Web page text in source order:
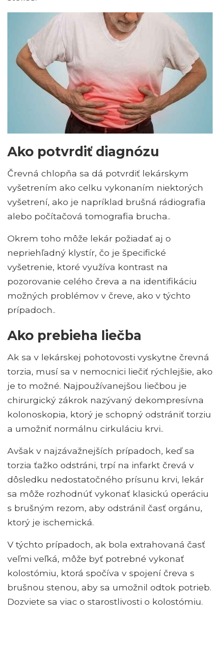
Ako potvrdiť diagnózu
Črevná chlopňa sa dá potvrdiť lekárskym
vyšetrením ako celku vykonaním niektorých
vyšetrení, ako je napríklad brušná rádiografia
alebo počítačová tomografia brucha..
Okrem toho môže lekár požiadať aj o
nepriehľadný klystír, čo je špecifické
vyšetrenie, ktoré využíva kontrast na
pozorovanie celého čreva a na identifikáciu
možných problémov v čreve, ako v týchto
prípadoch..
Ako prebieha liečba
Ak sa v lekárskej pohotovosti vyskytne črevná
torzia, musí sa v nemocnici liečiť rýchlejšie, ako
je to možné. Najpoužívanejšou liečbou je
chirurgický zákrok nazývaný dekompresívna
kolonoskopia, ktorý je schopný odstrániť torziu
a umožniť normálnu cirkuláciu krvi..
Avšak v najzávažnejších prípadoch, keď sa
torzia ťažko odstráni, trpí na infarkt črevá v
dôsledku nedostatočného prísunu krvi, lekár
sa môže rozhodnúť vykonať klasickú operáciu
s brušným rezom, aby odstránil časť orgánu,
ktorý je ischemická.
V týchto prípadoch, ak bola extrahovaná časť
veľmi veľká, môže byť potrebné vykonať
kolostómiu, ktorá spočíva v spojení čreva s
brušnou stenou, aby sa umožnil odtok potrieb.
Dozviete sa viac o starostlivosti o kolostómiu.